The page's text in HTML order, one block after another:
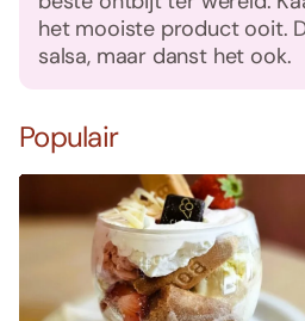
het mooiste product ooit.
salsa, maar danst het ook.
Populair